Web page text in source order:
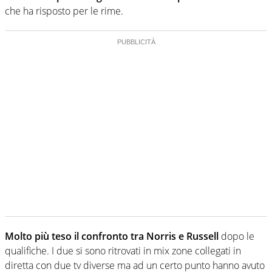
che ha risposto per le rime.
Molto più teso il confronto tra Norris e Russell dopo le
qualifiche. I due si sono ritrovati in mix zone collegati in
diretta con due tv diverse ma ad un certo punto hanno avuto